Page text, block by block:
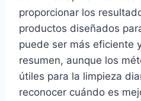
proporcionar los
productos diseñados
puede ser más eficiente
resumen, aunque los
útiles para la limpieza
reconocer cuándo es